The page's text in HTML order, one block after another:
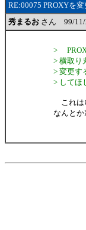
RE:00075 PROXYを
秀まるお さん 99/11/
>
> 横取り
> 変更す
> してほ
これは
なんとか